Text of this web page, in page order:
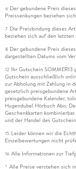
6 Der gebundene Preis
Preissenkungen beziehen
7 Die Preisbindung dieses
beziehen sich auf den letzten
8 Der gebundene Preis
dargestellten Datums vom
12 Ihr Gutschein
Gutschein ausschließlich
zur Abholung mit Zahlung in
gesetzlich preisgebundene
preisgebundene Kalender,
Hugendubel Hörbuch Abo.
Geschenkkarten
und der Handel des
15 Leider können wir die
Einzelbewertungen nicht
16 Alle Informationen zur
* Alle Preise verstehen sich